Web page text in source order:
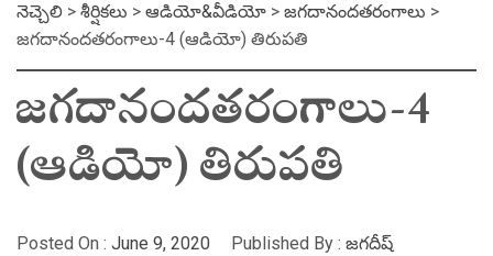
నెచ్చెలి > శీర్షికలు > ఆడియో&వీడియో > జగదానందతరంగాలు >
జగదానందతరంగాలు-4 (ఆడియో) తిరుపతి
జగదానందతరంగాలు-4
(ఆడియో) తిరుపతి
Posted On : June 9, 2020 Published By : జగదీష్